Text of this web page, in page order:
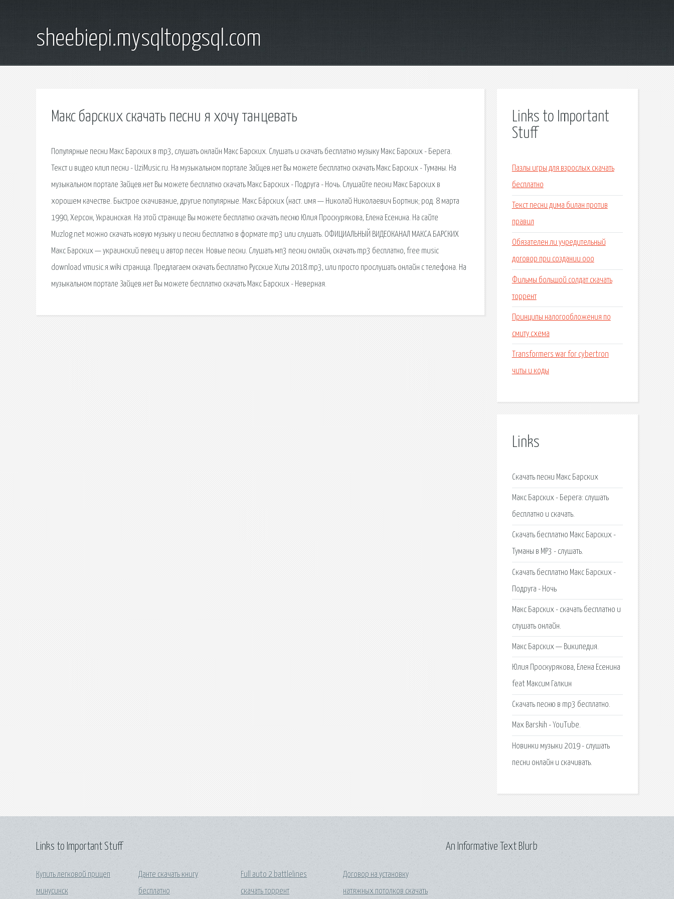
sheebiepi.mysqltopgsql.com
Макс барских скачать песни я хочу танцевать
Популярные песни Макс Барских в mp3, слушать онлайн Макс Барских. Слушать и скачать бесплатно музыку Макс Барских - Берега.
Текст и видео клип песни - UziMusic.ru. На музыкальном портале Зайцев.нет Вы можете бесплатно скачать Макс Барских - Туманы. На
музыкальном портале Зайцев.нет Вы можете бесплатно скачать Макс Барских - Подруга - Ночь. Слушайте песни Макс Барских в
хорошем качестве. Быстрое скачивание, другие популярные. Макс Ба́рских (наст. имя — Николай Николаевич Бортник; род. 8 марта
1990, Херсон, Украинская. На этой странице Вы можете бесплатно скачать песню Юлия Проскурякова, Елена Есенина. На сайте
Muzlog.net можно скачать новую музыку и песни бесплатно в формате mp3 или слушать. ОФИЦИАЛЬНЫЙ ВИДЕОКАНАЛ МАКСА БАРСКИХ
Макс Барских — украинский певец и автор песен. Новые песни. Слушать мп3 песни онлайн, скачать mp3 бесплатно, free music
download vmusic.я.wiki страница. Предлагаем скачать бесплатно Русские Хиты 2018.mp3, или просто прослушать онлайн с телефона. На
музыкальном портале Зайцев.нет Вы можете бесплатно скачать Макс Барских - Неверная.
Links to Important
Stuff
Пазлы игры для взрослых скачать
бесплатно
Текст песни дима билан против
правил
Обязателен ли учредительный
договор при создании ооо
Фильмы большой солдат скачать
торрент
Принципы налогообложения по
смиту схема
Transformers war for cybertron
читы и коды
Links
Скачать песни Макс Барских
Макс Барских - Берега: слушать
бесплатно и скачать.
Скачать бесплатно Макс Барских -
Туманы в MP3 - слушать.
Скачать бесплатно Макс Барских -
Подруга - Ночь
Макс Барских - скачать бесплатно и
слушать онлайн.
Макс Барских — Википедия.
Юлия Проскурякова, Елена Есенина
feat Максим Галкин
Скачать песню в mp3 бесплатно.
Max Barskih - YouTube.
Новинки музыки 2019 - слушать
песни онлайн и скачивать.
Links to Important Stuff
Купить легковой прицеп
минусинск
Данте скачать книгу
бесплатно
Full auto 2 battlelines
скачать торрент
Договор на установку
натяжных потолков скачать
An Informative Text Blurb